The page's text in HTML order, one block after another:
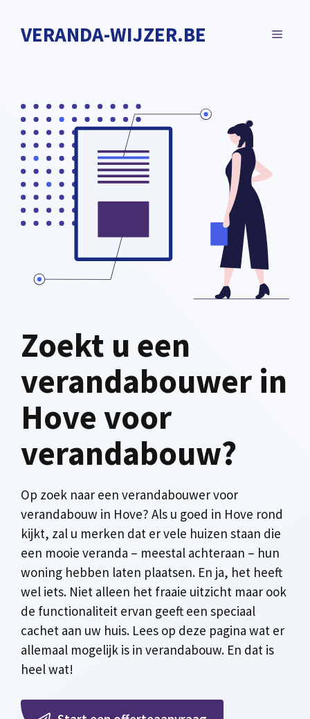
naarVERANDA-WIJZER.BE MENU
Zoekt u een
verandabouwer in
Hove voor
verandabouw?
Op zoek naar een verandabouwer voor
verandabouw in Hove? Als u goed in Hove rond
kijkt, zal u merken dat er vele huizen staan die
een mooie veranda – meestal achteraan – hun
woning hebben laten plaatsen. En ja, het heeft
wel iets. Niet alleen het fraaie uitzicht maar ook
de functionaliteit ervan geeft een speciaal
cachet aan uw huis. Lees op deze pagina wat er
allemaal mogelijk is in verandabouw. En dat is
heel wat!